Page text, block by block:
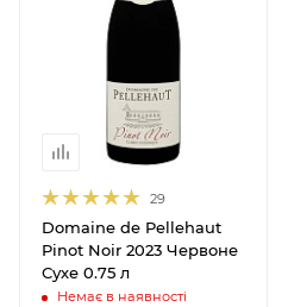
29
Domaine de Pellehaut
Pinot Noir 2023 Червоне
Сухе 0.75 л
Немає в наявності